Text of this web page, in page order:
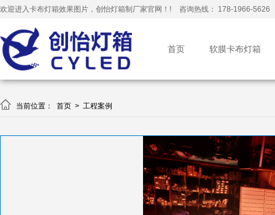
欢迎进入卡布灯箱效果图片，创怡灯箱制厂家官网！! 咨询热线： 178-1966-5626
首页 软膜卡布灯箱
 当前位置： 首页 > 工程案例